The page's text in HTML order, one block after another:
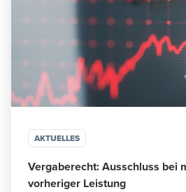
AKTUELLES
Vergaberecht: Ausschluss bei
vorheriger Leistung